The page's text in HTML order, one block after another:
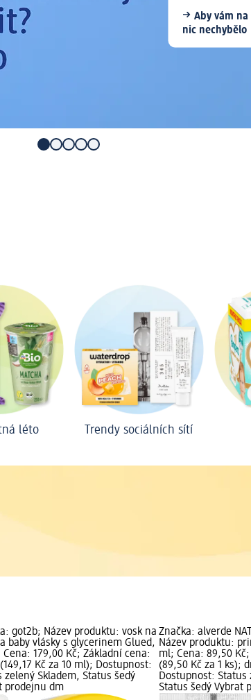
Aby vám
nic nechybělo
léto Trendy sociálních sítí
got2b; Název produktu: vosk na
baby vlásky s glycerinem Glued,
Cena: 179,00 Kč; Základní cena:
Kč za 10 ml); Dostupnost:
zelený Skladem, Status šedý
prodejnu dm
Značka: alverde
Název produktu:
ml; Cena: 89,50
(89,50 Kč za 1 ks);
Dostupnost: Status
Status šedý Vybrat